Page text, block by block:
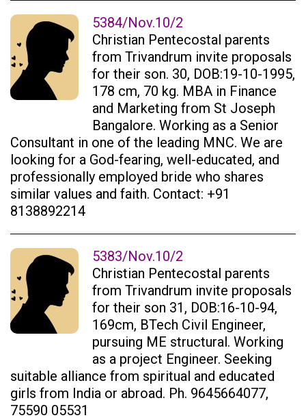
5384/Nov.10/2
Christian Pentecostal parents
from Trivandrum invite proposals
for their son. 30, DOB:19-10-1995,
178 cm, 70 kg. MBA in Finance
and Marketing from St Joseph
Bangalore. Working as a Senior
Consultant in one of the leading MNC. We are
looking for a God-fearing, well-educated, and
professionally employed bride who shares
similar values and faith. Contact: +91
8138892214
5383/Nov.10/2
Christian Pentecostal parents
from Trivandrum invite proposals
for their son 31, DOB:16-10-94,
169cm, BTech Civil Engineer,
pursuing ME structural. Working
as a project Engineer. Seeking
suitable alliance from spiritual and educated
girls from India or abroad. Ph. 9645664077,
75590 05531